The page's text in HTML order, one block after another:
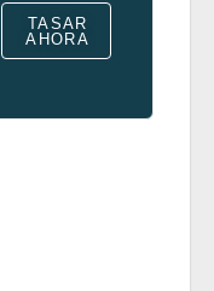
TASAR
AHORA